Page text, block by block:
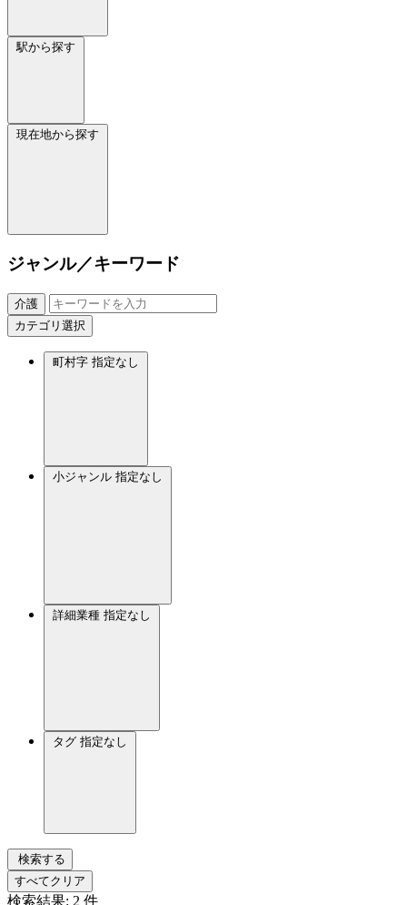
駅から探す
現在地から探す
ジャンル／キーワード
介護
カテゴリ選択
町村字 指定なし
小ジャンル 指定なし
詳細業種 指定なし
タグ 指定なし
検索する
すべてクリア
検索結果: 2 件